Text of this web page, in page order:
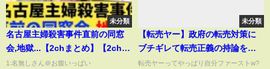
未分類
名古屋主婦殺害事件直前の同窓
会,地獄...【2chまとめ】【2chス
レ】【5chスレ】
1:名無しさん＠お腹いっぱい
未分類
【転売ヤー】政府の転売対策に
ブチギレて転売正義の持論を展
開してしまうw被害者面で消費者
転売ヤーってやっぱり自分ファーストw?